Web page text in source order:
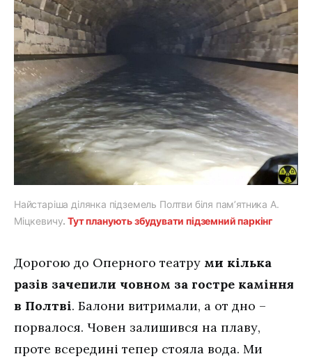
Найстаріша ділянка підземель Полтви біля пам’ятника А.
Міцкевичу. Тут планують збудувати підземний паркінг
Дорогою до Оперного театру ми кілька
разів зачепили човном за гостре каміння
в Полтві. Балони витримали, а от дно –
порвалося. Човен залишився на плаву,
проте всередині тепер стояла вода. Ми